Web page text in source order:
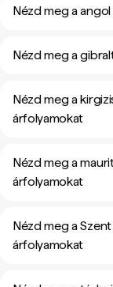
Nézd meg a
Nézd meg a
Nézd meg a
árfolyamokat
Nézd meg a
árfolyamokat
Nézd meg a
árfolyamokat